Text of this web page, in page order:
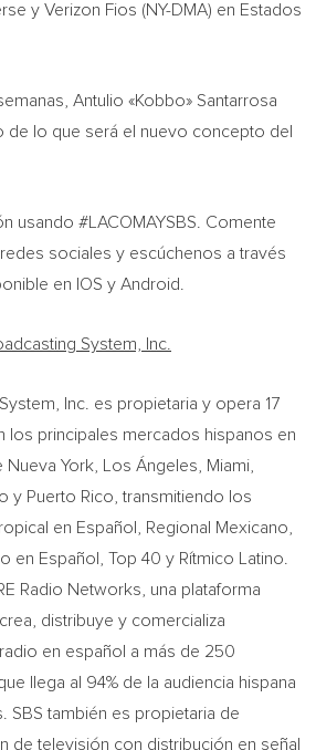
y Verizon Fios (NY-DMA) en Estados
Antulio «Kobbo» Santarrosa
de lo que será el nuevo concepto del
usando #LACOMAYSBS. Comente
sociales y escúchenos a través
en IOS y Android.
System, Inc.
Inc. es propietaria y opera 17
los principales mercados hispanos en
Nueva York , Los Ángeles, Miami
y Puerto Rico , transmitiendo los
en Español, Regional Mexicano,
en Español, Top 40 y Rítmico Latino.
Radio Networks, una plataforma
distribuye y comercializa
en español a más de 250
llega al 94% de la audiencia hispana
SBS también es propietaria de
de televisión con distribución en señal